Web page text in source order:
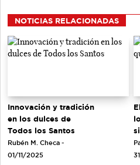
NOTICIAS RELACIONADAS
Innovación y tradición
en los dulces de
Todos los Santos
Rubén M. Checa -
01/11/2025